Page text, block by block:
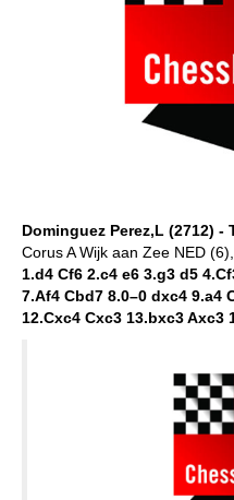
Dominguez Perez,L (2712) -
Corus A Wijk aan Zee NED
1.d4 Cf6 2.c4 e6 3.g3 d5
7.Af4 Cbd7 8.0–0 dxc4 9.a4
12.Cxc4 Cxc3 13.bxc3 Axc3